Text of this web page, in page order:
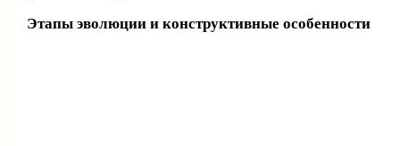
Этапы эволюции и конструктивные особенности